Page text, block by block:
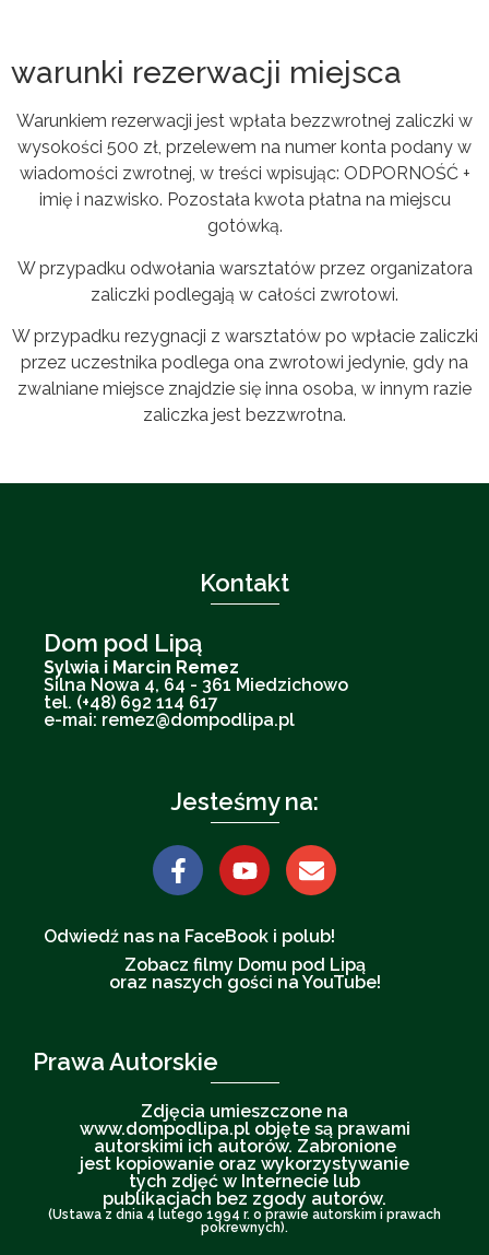
warunki rezerwacji miejsca
Warunkiem rezerwacji jest wpłata bezzwrotnej zaliczki w
wysokości 500 zł, przelewem na numer konta podany w
wiadomości zwrotnej, w treści wpisując: ODPORNOŚĆ +
imię i nazwisko. Pozostała kwota płatna na miejscu
gotówką.
W przypadku odwołania warsztatów przez organizatora
zaliczki podlegają w całości zwrotowi.
W przypadku rezygnacji z warsztatów po wpłacie zaliczki
przez uczestnika podlega ona zwrotowi jedynie, gdy na
zwalniane miejsce znajdzie się inna osoba, w innym razie
zaliczka jest bezzwrotna.
Kontakt
Dom pod Lipą
Sylwia i Marcin Remez
Silna Nowa 4, 64 - 361 Miedzichowo
tel. (+48) 692 114 617
e-mai: remez@dompodlipa.pl
Jesteśmy na:
Odwiedź nas na FaceBook i polub!
Zobacz filmy Domu pod Lipą
oraz naszych gości na YouTube!
Prawa Autorskie
Zdjęcia umieszczone na
www.dompodlipa.pl objęte są prawami
autorskimi ich autorów. Zabronione
jest kopiowanie oraz wykorzystywanie
tych zdjęć w Internecie lub
publikacjach bez zgody autorów.
(Ustawa z dnia 4 lutego 1994 r. o prawie autorskim i prawach
pokrewnych).